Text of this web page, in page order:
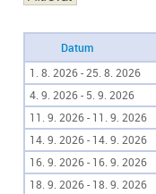
Datum
1. 8. 2026 - 25. 8. 2026
4. 9. 2026 - 5. 9. 2026
11. 9. 2026 - 11. 9. 2026
14. 9. 2026 - 14. 9. 2026
16. 9. 2026 - 16. 9. 2026
18. 9. 2026 - 18. 9. 2026